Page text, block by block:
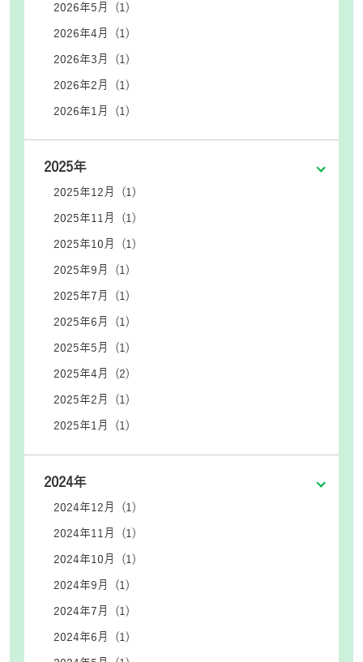
2026年5月 (1)
2026年4月 (1)
2026年3月 (1)
2026年2月 (1)
2026年1月 (1)
2025年
2025年12月 (1)
2025年11月 (1)
2025年10月 (1)
2025年9月 (1)
2025年7月 (1)
2025年6月 (1)
2025年5月 (1)
2025年4月 (2)
2025年2月 (1)
2025年1月 (1)
2024年
2024年12月 (1)
2024年11月 (1)
2024年10月 (1)
2024年9月 (1)
2024年7月 (1)
2024年6月 (1)